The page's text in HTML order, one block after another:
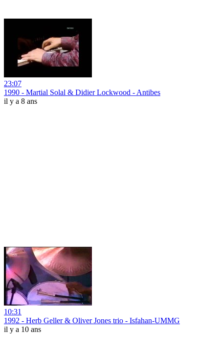
23:07
1990 - Martial Solal & Didier Lockwood - Antibes
il y a 8 ans
10:31
1992 - Herb Geller & Oliver Jones trio - Isfahan-UMMG
il y a 10 ans